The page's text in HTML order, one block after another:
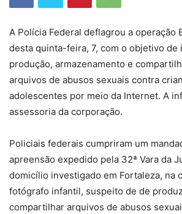
A Polícia Federal deflagrou a operação
desta quinta-feira, 7, com o objetivo de
produção, armazenamento e
arquivos de abusos sexuais contra
adolescentes por meio da Internet. A
assessoria da corporação.
Policiais federais cumpriram um
apreensão expedido pela 32ª Vara da
domicílio investigado em Fortaleza, na
fotógrafo infantil, suspeito de de
compartilhar arquivos de abusos